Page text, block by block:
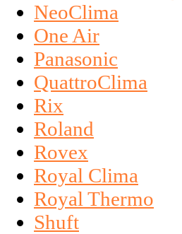
NeoClima
One Air
Panasonic
QuattroClima
Rix
Roland
Rovex
Royal Clima
Royal Thermo
Shuft